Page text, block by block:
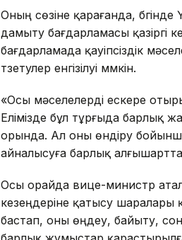
Оның сөзіне қарағанда,
дамыту бағдарламасы
бағдарламада қауіпсіздік
түзетулер енгізілуі мүмкін.
«Осы мәселелерді ескере
Елімізде бұл тұрғыда барлық
орында. Ал оны өндіру
айналысуға барлық
Осы орайда вице-министр
кезеңдеріне қатысу
бастап, оны өңдеу, байыту,